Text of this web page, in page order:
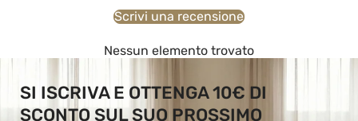
Scrivi una recensione
Nessun elemento trovato
SI ISCRIVA E OTTENGA 10€ DI
SCONTO SUL SUO PROSSIMO